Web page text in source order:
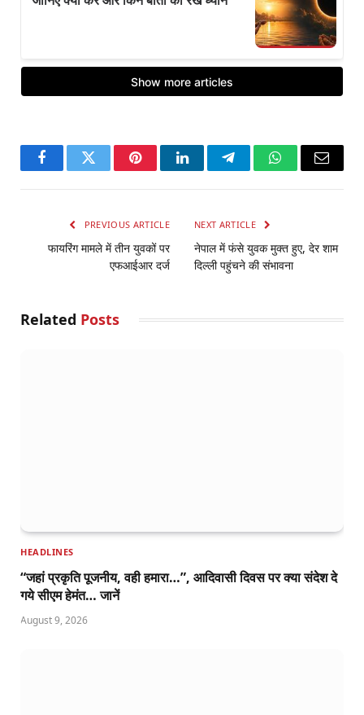
FacebookTwitter PinterestLinkedInTelegramWhatsApp
Email
PREVIOUS ARTICLE
फायरिंग मामले में तीन युवकों पर
एफआईआर दर्ज
NEXT ARTICLE
नेपाल में फंसे युवक मुक्त हुए, देर शाम
दिल्ली पहुंचने की संभावना
Related Posts
HEADLINES
“जहां प्रकृति पूजनीय, वही हमारा…”, आदिवासी दिवस पर क्या संदेश दे
गये सीएम हेमंत… जानें
August 9, 2026